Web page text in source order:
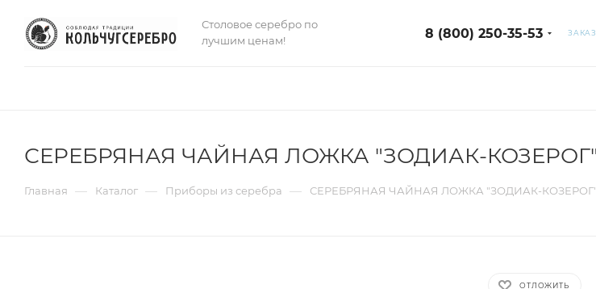
Столовое серебро по
лучшим ценам!
8 (800) 250-35-53
СЕРЕБРЯНАЯ ЧАЙНАЯ ЛОЖКА "ЗОДИАК-
Главная — Каталог — Приборы из серебра — СЕРЕБРЯНАЯ ЧАЙНАЯ ЛОЖКА "ЗОДИАК-
ОТЛОЖИТЬ